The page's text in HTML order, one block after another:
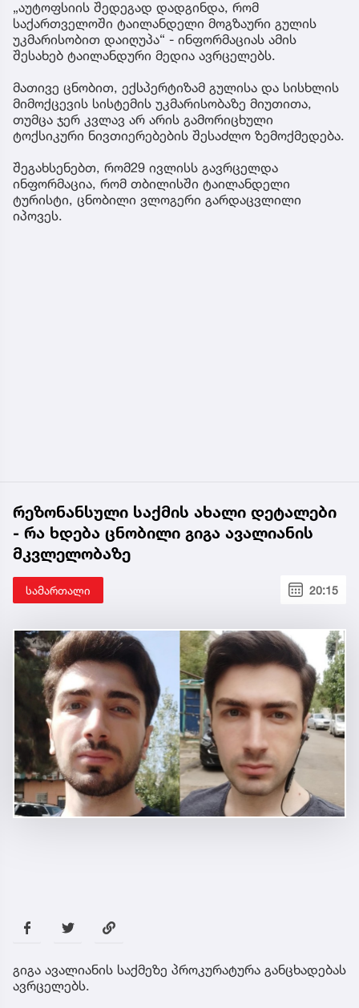
„აუტოფსიის შედეგად დადგინდა, რომ
საქართველოში ტაილანდელი მოგზაური გულის
უკმარისობით დაიღუპა“ - ინფორმაციას ამის
შესახებ ტაილანდური მედია ავრცელებს.
მათივე ცნობით, ექსპერტიზამ გულისა და სისხლის
მიმოქცევის სისტემის უკმარისობაზე მიუთითა,
თუმცა ჯერ კვლავ არ არის გამორიცხული
ტოქსიკური ნივთიერებების შესაძლო ზემოქმედება.
შეგახსენებთ, რომ29 ივლისს გავრცელდა
ინფორმაცია, რომ თბილისში ტაილანდელი
ტურისტი, ცნობილი ვლოგერი გარდაცვლილი
იპოვეს.
რეზონანსული საქმის ახალი დეტალები
- რა ხდება ცნობილი გიგა ავალიანის
მკვლელობაზე
სამართალი 20:15
გიგა ავალიანის საქმეზე პროკურატურა განცხადებას
ავრცელებს.